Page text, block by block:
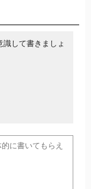
して書きましょ